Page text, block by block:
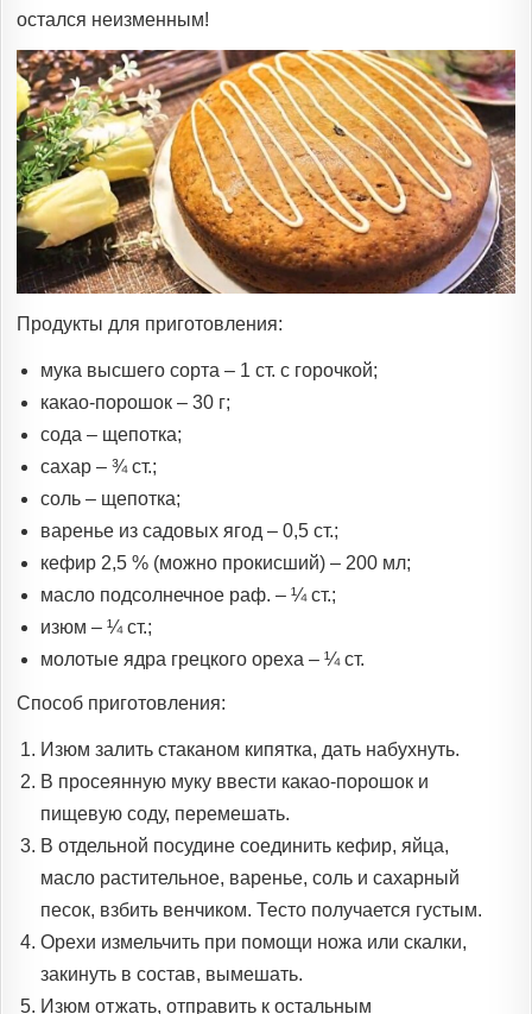
остался неизменным!
Продукты для приготовления:
мука высшего сорта – 1 ст. с горочкой;
какао-порошок – 30 г;
сода – щепотка;
сахар – ¾ ст.;
соль – щепотка;
варенье из садовых ягод – 0,5 ст.;
кефир 2,5 % (можно прокисший) – 200 мл;
масло подсолнечное раф. – ¼ ст.;
изюм – ¼ ст.;
молотые ядра грецкого ореха – ¼ ст.
Способ приготовления:
Изюм залить стаканом кипятка, дать набухнуть.
В просеянную муку ввести какао-порошок и
пищевую соду, перемешать.
В отдельной посудине соединить кефир, яйца,
масло растительное, варенье, соль и сахарный
песок, взбить венчиком. Тесто получается густым.
Орехи измельчить при помощи ножа или скалки,
закинуть в состав, вымешать.
Изюм отжать, отправить к остальным